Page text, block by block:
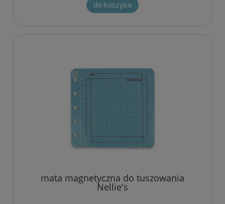
do koszyka
mata magnetyczna do tuszowania
Nellie's